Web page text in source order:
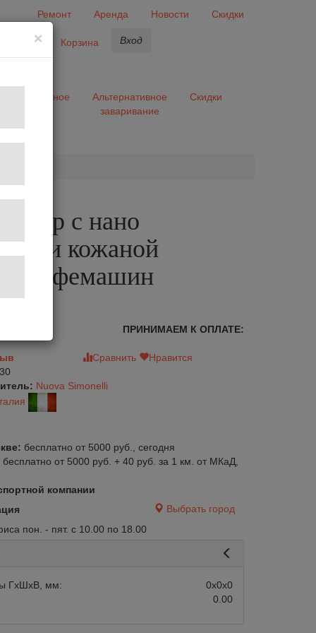
Ремонт Аренда Новости
Скидки
Корзина Вход
Разное
Альтернативное
заваривание
Скидки
Нравится
с нано
и кожаной
д/кофемашин
ПРИНИМАЕМ К ОПЛАТЕ:
Сравнить
Нравится
Nuova Simonelli
бесплатно от 5000 руб., сегодня
бесплатно от 5000 руб. + 40 руб. за 1 км. от МКаД,
компании
Выбрать город
пон. - пят. с 10.00 по 18.00
ГхШхВ, мм:
0х0х0
0.00
×